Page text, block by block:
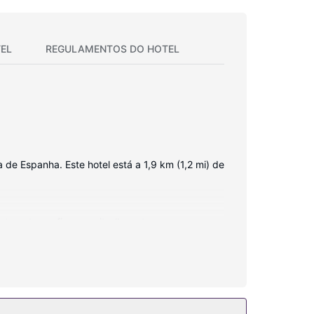
REGULAMENTOS DO HOTEL
Espanha. Este hotel está a 1,9 km (1,2 mi) de
combinação polibã/banheira, artigos de